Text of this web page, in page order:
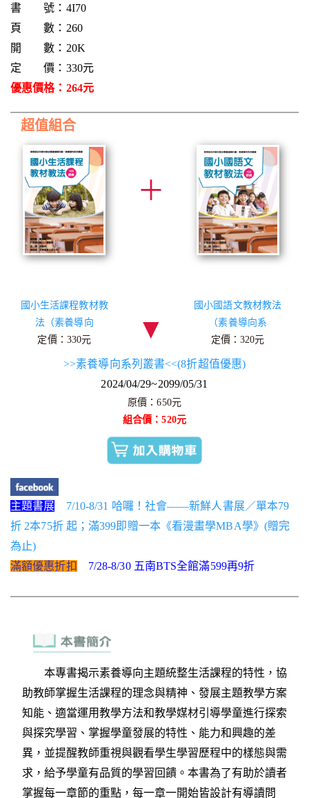
書 號：4I70
頁 數：260
開 數：20K
定 價：330元
優惠價格：264元
超值組合
國小生活課程教材教
法（素養導向
定價：330元
＋
▼
國小國語文教材教法
（素養導向系
定價：320元
>>素養導向系列叢書<<(8折超值優惠)
2024/04/29~2099/05/31
原價：650元
組合價：520元
主題書展
7/10-8/31 哈囉！社會——新鮮人書展／單本79
折 2本75折 起；滿399即贈一本《看漫畫學MBA學》(贈完
為止)
滿額優惠折扣
7/28-8/30 五南BTS全館滿599再9折